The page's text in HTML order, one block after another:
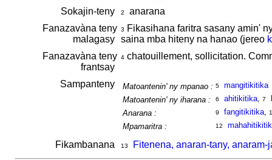
Sokajin-teny 2
anarana
Fanazavàna teny
malagasy
3
Fikasihana faritra sasany amin'
saina mba hiteny na hanao (jereo
Fanazavàna teny
frantsay
4chatouillement, sollicitation.
Sampanteny Matoantenin' ny mpanao : 5
mangitikitika
Matoantenin' ny iharana :
6 ahitikitika, 7
Anarana :
9 fangitikitika,
Mpamaritra : 12
Fikambanana 13 Fitenena, anaran-tany,